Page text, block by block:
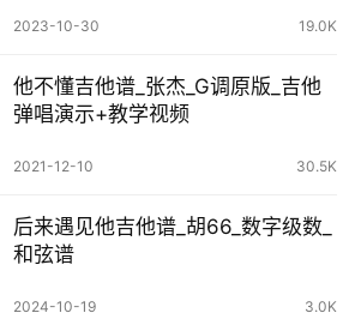
2023-10-30 19.0K
他不懂吉他谱_张杰_G调原版_吉他
弹唱演示+教学视频
2021-12-10 30.5K
后来遇见他吉他谱_胡66_数字级数_
和弦谱
2024-10-19 3.0K